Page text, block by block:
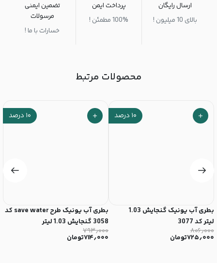
ارسال رایگان
بالای 10 میلیون !
پرداخت ایمن
100% مطمئن !
تضمین ایمنی
مرسولات
خسارات با ما !
محصولات مرتبط
۱۰ درصد
بطری آب یونیک گنجایش 1.03
لیتر کد 3077
۸۰۶٫۰۰۰
۷۲۵٫۰۰۰تومان
۱۰ درصد
بطری آب یونیک طرح save water کد
3058 گنجایش 1.03 لیتر
۷۹۳٫۰۰۰
۷۱۴٫۰۰۰تومان